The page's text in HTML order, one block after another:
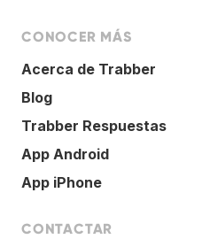
CONOCER MÁS
Acerca de Trabber
Blog
Trabber Respuestas
App Android
App iPhone
CONTACTAR